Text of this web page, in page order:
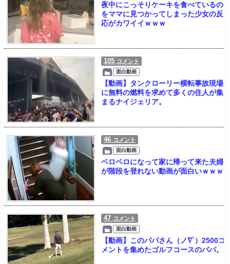
夜中にこっそりケーキを食べているの
をママに見つかってしまった少女の反
応がカワイイｗｗｗ
105 コメント
面白動画
【動画】タンクローリー横転事故現場
に無料の燃料を求めて多くの住人が集
まるナイジェリア。
46 コメント
面白動画
ベロベロになって家に帰って来た夫婦
が階段を登れない動画が面白いｗｗｗ
47 コメント
面白動画
【動画】このパパさん（ノ∇`）2500コ
メントを集めたゴルフコースのパパ。